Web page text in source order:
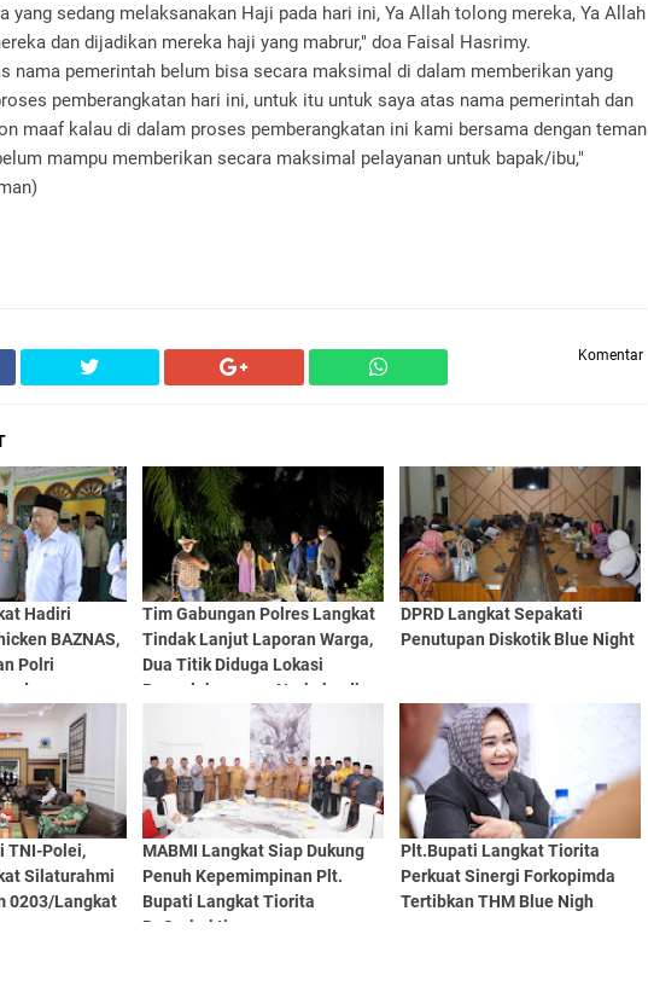
yang sedang melaksanakan Haji pada hari ini, Ya Allah tolong mereka, Ya Allah
dan dijadikan mereka haji yang mabrur," doa Faisal Hasrimy.
nama pemerintah belum bisa secara maksimal di dalam memberikan yang
pemberangkatan hari ini, untuk itu untuk saya atas nama pemerintah dan
maaf kalau di dalam proses pemberangkatan ini kami bersama dengan teman
mampu memberikan secara maksimal pelayanan untuk bapak/ibu,"
Komentar
Hadiri
BAZNAS,
Polri
Tim Gabungan Polres Langkat
Tindak Lanjut Laporan Warga,
Dua Titik Diduga Lokasi
Penyalahgunaan Narkoba di
Desa Bubun Dimusnahkan
DPRD Langkat Sepakati
Penutupan Diskotik Blue Night
TNI-Polei,
Silaturahmi
0203/Langkat
MABMI Langkat Siap Dukung
Penuh Kepemimpinan Plt.
Bupati Langkat Tiorita
Br.Surbakti
Plt.Bupati Langkat Tiorita
Perkuat Sinergi Forkopimda
Tertibkan THM Blue Nigh